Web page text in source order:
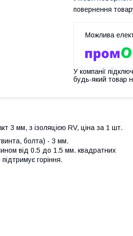
повернення
У компанії
будь-який товар
3 мм, з ізоляцією RV, ціна за 1 шт.
болта) - 3 мм.
від 0.5 до 1.5 мм. квадратних
горіння.